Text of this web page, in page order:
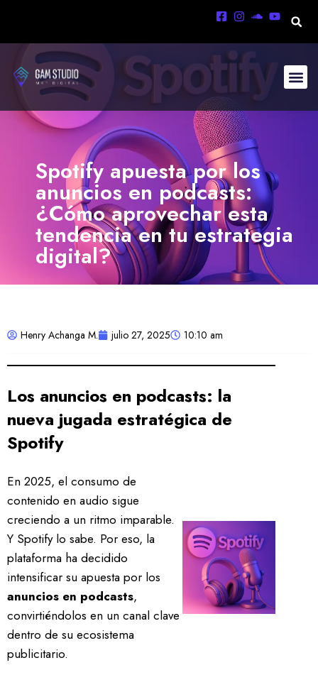
Spotify apuesta por los
anuncios en podcasts:
¿Cómo aprovechar esta
tendencia en tu estrategia
digital?
Henry Achanga M. julio 27, 2025 10:10 am
Los anuncios en podcasts: la
nueva jugada estratégica de
Spotify
En 2025, el consumo de
contenido en audio sigue
creciendo a un ritmo imparable.
Y Spotify lo sabe. Por eso, la
plataforma ha decidido
intensificar su apuesta por los
anuncios en podcasts,
convirtiéndolos en un canal clave
dentro de su ecosistema
publicitario.